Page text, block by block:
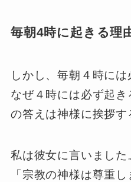
毎朝4時に起きる理
しかし、毎朝４時に
なぜ４時には必ず起
の答えは神様に挨拶す
私は彼女に言いました
「宗教の神様は尊重